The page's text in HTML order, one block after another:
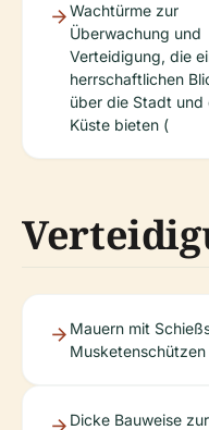
Wachtürme zur
Überwachung und
Verteidigung, die
herrschaftlichen
über die Stadt und
Küste bieten (
Mauern mit
Musketenschützen
Dicke Bauweise